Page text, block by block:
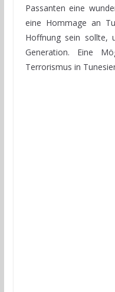
Passanten eine
eine Hommage an
Hoffnung sein sollte,
Generation. Eine
Terrorismus in